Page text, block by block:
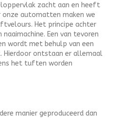
zacht aan en heeft
automatten maken we
Het principe achter
Een van tevoren
wordt met behulp van een
Hierdoor ontstaan er allemaal
het tuften worden
manier geproduceerd dan